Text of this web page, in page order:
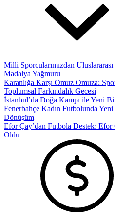
Milli Sporcularımızdan
Madalya Yağmuru
Karanlığa Karşı Omuz Omuza:
Toplumsal Farkındalık Gecesi
İstanbul’da Doğa Kampı ile Yeni
Fenerbahçe Kadın Futbolunda
Dönüşüm
Efor Çay’dan Futbola Destek: Efor
Oldu